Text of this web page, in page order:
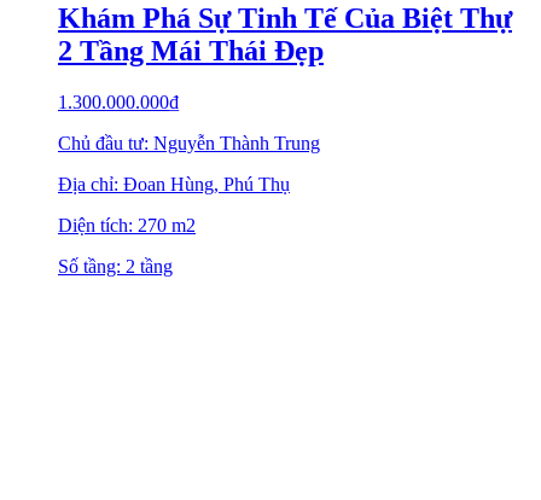
Khám Phá Sự Tinh Tế Của Biệt Thự
2 Tầng Mái Thái Đẹp
1.300.000.000₫
Chủ đầu tư: Nguyễn Thành Trung
Địa chỉ: Đoan Hùng, Phú Thụ
Diện tích: 270 m2
Số tầng: 2 tầng